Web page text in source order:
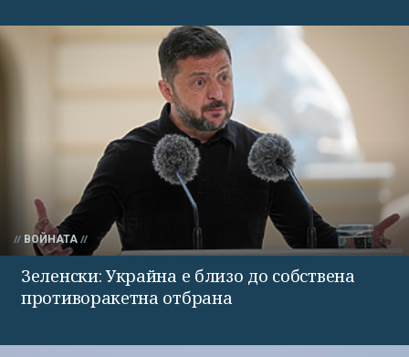
ВОЙНАТА
Зеленски: Украйна е близо до собствена
противоракетна отбрана